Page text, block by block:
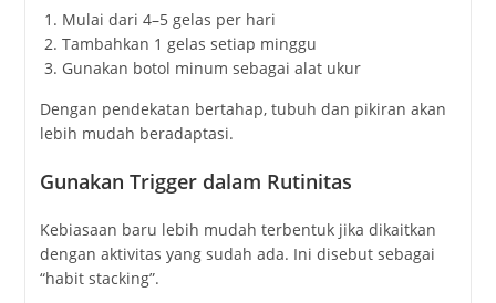
Mulai dari 4–5 gelas per hari
Tambahkan 1 gelas setiap minggu
Gunakan botol minum sebagai alat ukur
Dengan pendekatan bertahap, tubuh dan pikiran akan
lebih mudah beradaptasi.
Gunakan Trigger dalam Rutinitas
Kebiasaan baru lebih mudah terbentuk jika dikaitkan
dengan aktivitas yang sudah ada. Ini disebut sebagai
“habit stacking”.